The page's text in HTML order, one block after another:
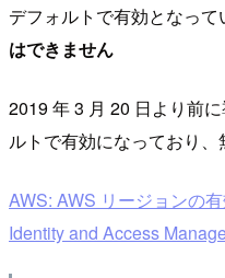
デフォルトで有効となっ
はできません
2019 年 3 月 20 日より前
ルトで有効になっており、
AWS: AWS リージョンの
Identity and Access